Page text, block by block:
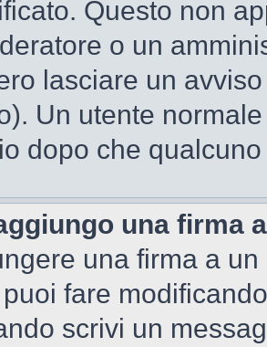
Questo non
o un
lasciare un
Un utente
dopo che
una firma
una firma a
fare
scrivi un